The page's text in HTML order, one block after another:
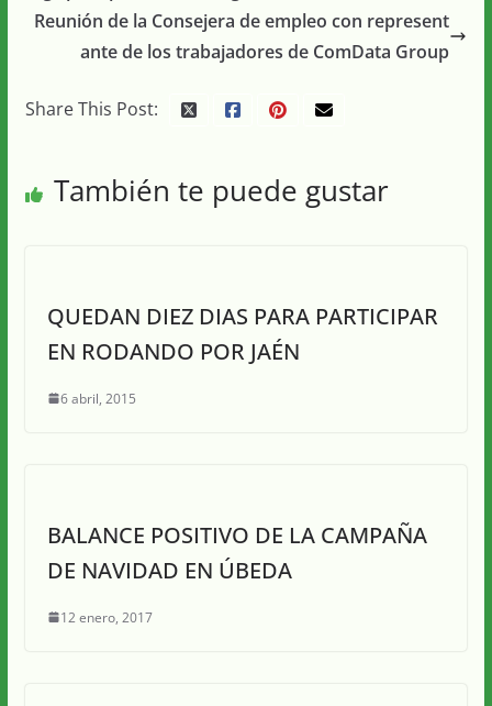
Reunión de la Consejera de empleo con represent
ante de los trabajadores de ComData Group
Share This Post:
También te puede gustar
QUEDAN DIEZ DIAS PARA PARTICIPAR
EN RODANDO POR JAÉN
6 abril, 2015
BALANCE POSITIVO DE LA CAMPAÑA
DE NAVIDAD EN ÚBEDA
12 enero, 2017